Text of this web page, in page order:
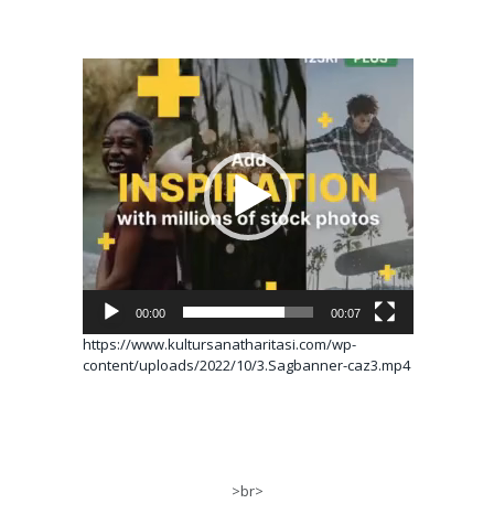
Video
oynatıcı
00:00 00:07
https://www.kultursanatharitasi.com/wp-
content/uploads/2022/10/3.Sagbanner-caz3.mp4
>br>